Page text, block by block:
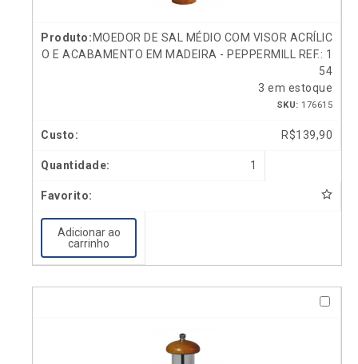
MOEDOR DE SAL MÉDIO COM VISOR ACRÍLIC
O E ACABAMENTO EM MADEIRA - PEPPERMILL REF.: 1
54
3 em estoque
SKU: 176615
R$139,90
1
Adicionar ao
carrinho